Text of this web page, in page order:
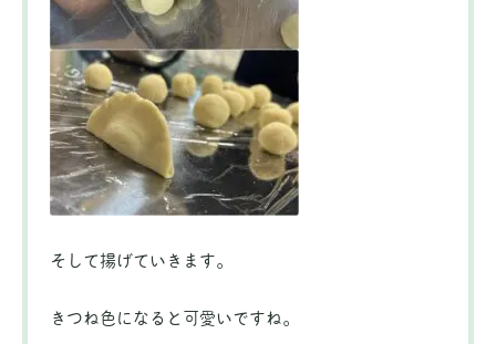
そして揚げていきます。
きつね色になると可愛いですね。